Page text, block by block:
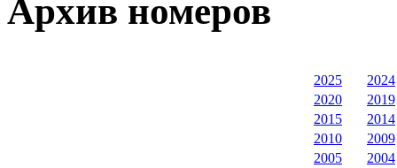
Архив номеров
2025
2024
2020
2019
2015
2014
2010
2009
2005
2004